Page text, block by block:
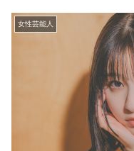
女性芸能人